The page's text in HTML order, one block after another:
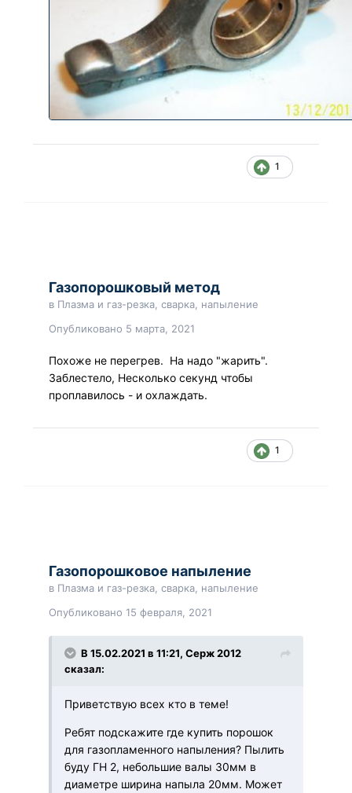
1
Газопорошковый метод
в Плазма и газ-резка, сварка, напыление
Опубликовано 5 марта, 2021
Похоже не перегрев. На надо "жарить".
Заблестело, Несколько секунд чтобы
проплавилось - и охлаждать.
1
Газопорошковое напыление
в Плазма и газ-резка, сварка, напыление
Опубликовано 15 февраля, 2021
В 15.02.2021 в 11:21, Серж 2012
сказал:
Приветствую всех кто в теме!
Ребят подскажите где купить порошок
для газопламенного напыления? Пылить
буду ГН 2, небольшие валы 30мм в
диаметре ширина напыла 20мм. Может